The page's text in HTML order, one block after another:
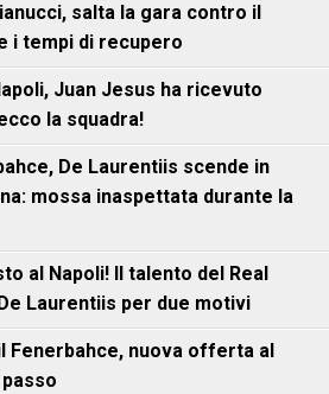
salta la gara contro il
i tempi di recupero
Juan Jesus ha ricevuto
la squadra!
De Laurentiis scende in
mossa inaspettata durante la
al Napoli! Il talento del Real
Laurentiis per due motivi
Fenerbahce, nuova offerta al